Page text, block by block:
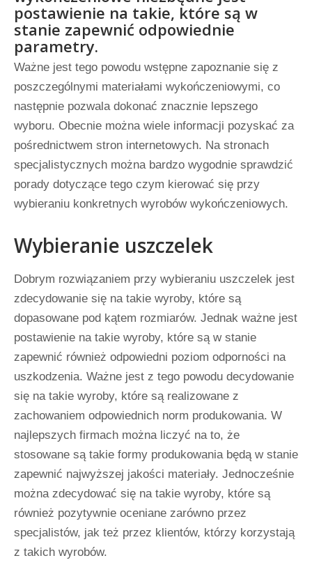
postawienie na takie, które są w
stanie zapewnić odpowiednie
parametry.
Ważne jest tego powodu wstępne zapoznanie się z
poszczególnymi materiałami wykończeniowymi, co
następnie pozwala dokonać znacznie lepszego
wyboru. Obecnie można wiele informacji pozyskać za
pośrednictwem stron internetowych. Na stronach
specjalistycznych można bardzo wygodnie sprawdzić
porady dotyczące tego czym kierować się przy
wybieraniu konkretnych wyrobów wykończeniowych.
Wybieranie uszczelek
Dobrym rozwiązaniem przy wybieraniu uszczelek jest
zdecydowanie się na takie wyroby, które są
dopasowane pod kątem rozmiarów. Jednak ważne jest
postawienie na takie wyroby, które są w stanie
zapewnić również odpowiedni poziom odporności na
uszkodzenia. Ważne jest z tego powodu decydowanie
się na takie wyroby, które są realizowane z
zachowaniem odpowiednich norm produkowania. W
najlepszych firmach można liczyć na to, że
stosowane są takie formy produkowania będą w stanie
zapewnić najwyższej jakości materiały. Jednocześnie
można zdecydować się na takie wyroby, które są
również pozytywnie oceniane zarówno przez
specjalistów, jak też przez klientów, którzy korzystają
z takich wyrobów.